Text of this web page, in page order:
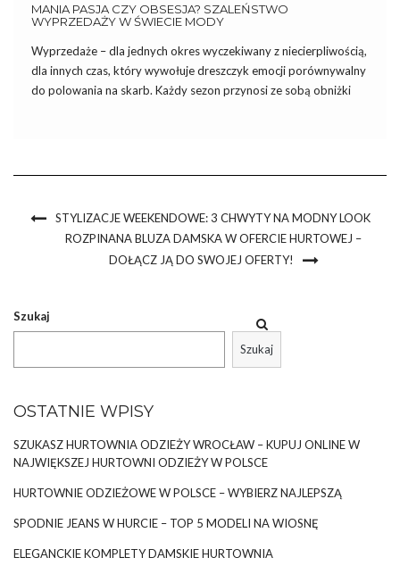
MANIA PASJA CZY OBSESJA? SZALEŃSTWO
WYPRZEDAŻY W ŚWIECIE MODY
Wyprzedaże – dla jednych okres wyczekiwany z niecierpliwością,
dla innych czas, który wywołuje dreszczyk emocji porównywalny
do polowania na skarb. Każdy sezon przynosi ze sobą obniżki
STYLIZACJE WEEKENDOWE: 3 CHWYTY NA MODNY LOOK
ROZPINANA BLUZA DAMSKA W OFERCIE HURTOWEJ –
DOŁĄCZ JĄ DO SWOJEJ OFERTY!
Szukaj
Szukaj
OSTATNIE WPISY
SZUKASZ HURTOWNIA ODZIEŻY WROCŁAW – KUPUJ ONLINE W
NAJWIĘKSZEJ HURTOWNI ODZIEŻY W POLSCE
HURTOWNIE ODZIEŻOWE W POLSCE – WYBIERZ NAJLEPSZĄ
SPODNIE JEANS W HURCIE – TOP 5 MODELI NA WIOSNĘ
ELEGANCKIE KOMPLETY DAMSKIE HURTOWNIA